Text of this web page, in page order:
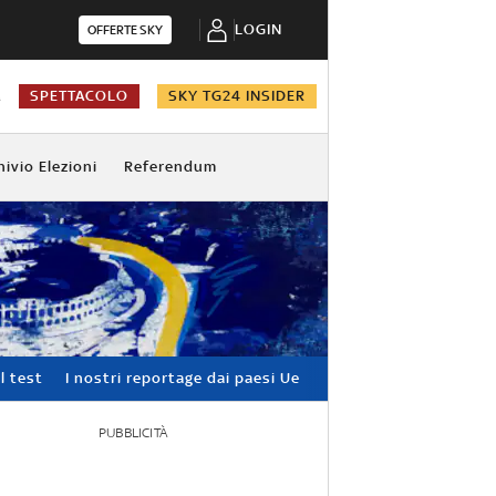
OFFERTE SKY LOGIN
SPETTACOLO SKY TG24 INSIDER
Elezioni Referendum
test I nostri reportage dai paesi Ue
PUBBLICITÀ